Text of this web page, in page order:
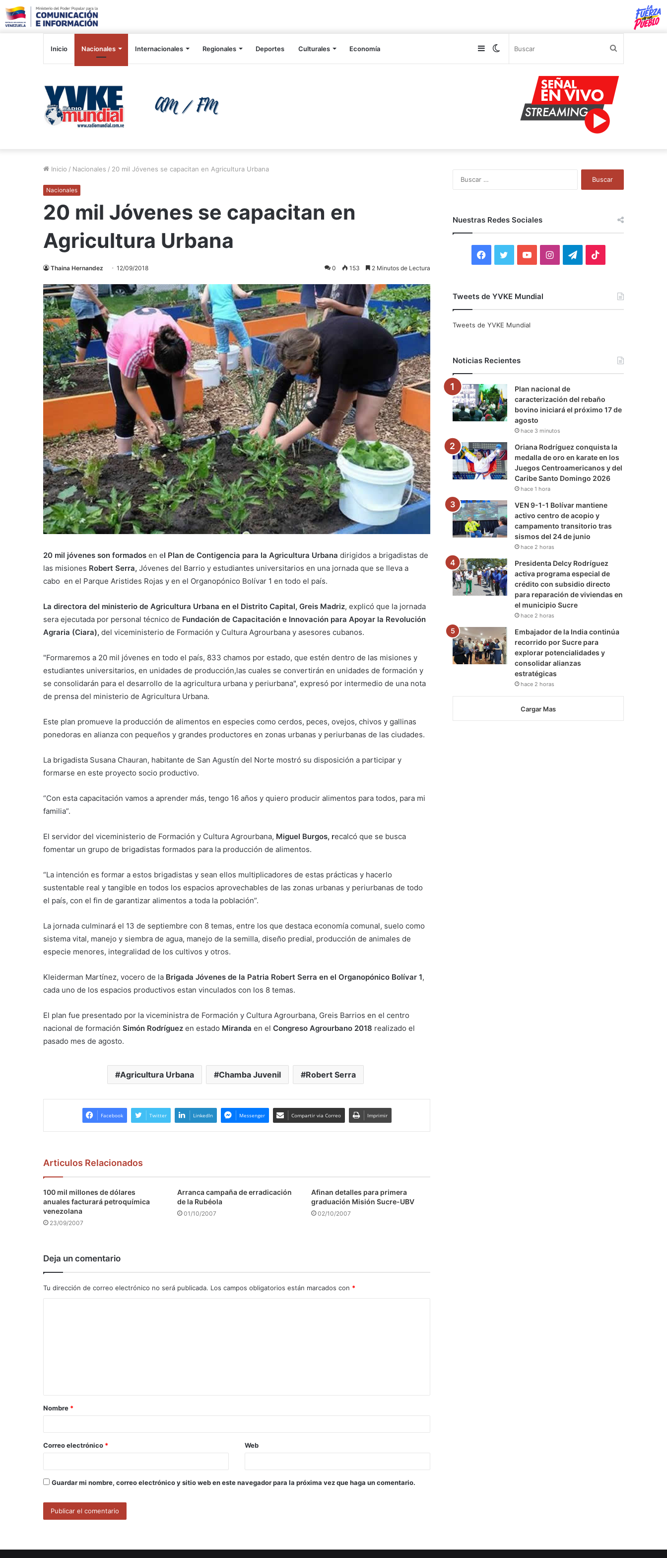
Inicio Nacionales Internacionales Regionales Deportes Culturales Economía Switch
Sidebar
Inicio / Nacionales / 20 mil Jóvenes se capacitan en Agricultura Urbana
Nacionales
20 mil Jóvenes se capacitan en
Agricultura Urbana
Thaina Hernandez 12/09/2018 0 153 2 Minutos de Lectura
20 mil jóvenes son formados en el Plan de Contigencia para la Agricultura Urbana dirigidos a brigadistas de
las misiones Robert Serra, Jóvenes del Barrio y estudiantes universitarios en una jornada que se lleva a
cabo en el Parque Aristides Rojas y en el Organopónico Bolívar 1 en todo el país.
La directora del ministerio de Agricultura Urbana en el Distrito Capital, Greis Madriz, explicó que la jornada
sera ejecutada por personal técnico de Fundación de Capacitación e Innovación para Apoyar la Revolución
Agraria (Ciara), del viceministerio de Formación y Cultura Agrourbana y asesores cubanos.
"Formaremos a 20 mil jóvenes en todo el país, 833 chamos por estado, que estén dentro de las misiones y
estudiantes universitarios, en unidades de producción,las cuales se convertirán en unidades de formación y
se consolidarán para el desarrollo de la agricultura urbana y periurbana", expresó por intermedio de una nota
de prensa del ministerio de Agricultura Urbana.
Este plan promueve la producción de alimentos en especies como cerdos, peces, ovejos, chivos y gallinas
ponedoras en alianza con pequeños y grandes productores en zonas urbanas y periurbanas de las ciudades.
La brigadista Susana Chauran, habitante de San Agustín del Norte mostró su disposición a participar y
formarse en este proyecto socio productivo.
“Con esta capacitación vamos a aprender más, tengo 16 años y quiero producir alimentos para todos, para mi
familia”.
El servidor del viceministerio de Formación y Cultura Agrourbana, Miguel Burgos, recalcó que se busca
fomentar un grupo de brigadistas formados para la producción de alimentos.
“La intención es formar a estos brigadistas y sean ellos multiplicadores de estas prácticas y hacerlo
sustentable real y tangible en todos los espacios aprovechables de las zonas urbanas y periurbanas de todo
el país, con el fin de garantizar alimentos a toda la población”.
La jornada culminará el 13 de septiembre con 8 temas, entre los que destaca economía comunal, suelo como
sistema vital, manejo y siembra de agua, manejo de la semilla, diseño predial, producción de animales de
especie menores, integralidad de los cultivos y otros.
Kleiderman Martínez, vocero de la Brigada Jóvenes de la Patria Robert Serra en el Organopónico Bolívar 1,
cada uno de los espacios productivos estan vinculados con los 8 temas.
El plan fue presentado por la viceministra de Formación y Cultura Agrourbana, Greis Barrios en el centro
nacional de formación Simón Rodríguez en estado Miranda en el Congreso Agrourbano 2018 realizado el
pasado mes de agosto.
Agricultura Urbana Chamba Juvenil Robert Serra
Facebook Twitter LinkedIn Messenger Compartir via Correo Imprimir
Articulos Relacionados
100 mil millones de dólares
anuales facturará petroquímica
venezolana
23/09/2007
Arranca campaña de erradicación
de la Rubéola
01/10/2007
Afinan detalles para primera
graduación Misión Sucre-UBV
02/10/2007
Deja un comentario
Tu dirección de correo electrónico no será publicada. Los campos obligatorios están marcados con *
a
r
*
Nombre *
Correo electrónico * Web
Guardar mi nombre, correo electrónico y sitio web en este navegador para la próxima vez que haga un comentario.
Nuestras Redes Sociales
F
c
o
k
i
r
Y
u
e
I
r
a
m
T
a
Tweets de YVKE Mundial
Tweets de YVKE Mundial
Noticias Recientes
Plan nacional de
caracterización del rebaño
bovino iniciará el próximo 17 de
agosto
hace 3 minutos
Oriana Rodríguez conquista la
medalla de oro en karate en los
Juegos Centroamericanos y del
Caribe Santo Domingo 2026
hace 1 hora
VEN 9-1-1 Bolívar mantiene
activo centro de acopio y
campamento transitorio tras
sismos del 24 de junio
hace 2 horas
Presidenta Delcy Rodríguez
activa programa especial de
crédito con subsidio directo
para reparación de viviendas en
el municipio Sucre
hace 2 horas
Embajador de la India continúa
recorrido por Sucre para
explorar potencialidades y
consolidar alianzas
estratégicas
hace 2 horas
Cargar Mas